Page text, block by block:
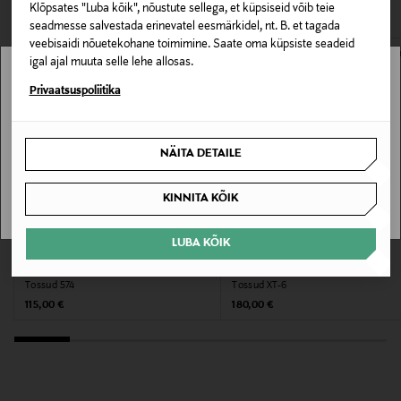
Klõpsates "Luba kõik", nõustute sellega, et küpsiseid võib teie
seadmesse salvestada erinevatel eesmärkidel, nt. B. et tagada
veebisaidi nõuetekohane toimimine. Saate oma küpsiste seadeid
igal ajal muuta selle lehe allosas.
Privaatsuspoliitika
NÄITA DETAILE
KINNITA KÕIK
LUBA KÕIK
76% nahk, 22% tekstiil, 2% TPU
Hooldusjuhendid
Puhastage õrnalt niiske lapiga
HIINA
Valmistaja tootenumber
12519020
Tossud 574
Original Price
115,00 €
Tossud XT-6
Original Price
180,00 €
Stockmann pole Sinu riigis saadaval.
SAAN ARU